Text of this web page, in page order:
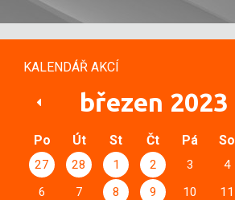
KALENDÁŘ AKCÍ
březen 2023
Po Út St Čt Pá So
27 28 1 2 3 4
6
7 8 9 10 11